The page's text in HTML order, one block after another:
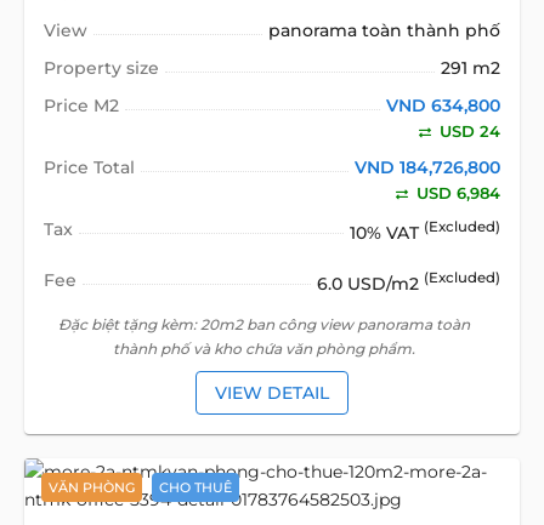
View
panorama toàn thành phố
Property size
291 m2
Price M2
VND 634,800
USD 24
Price Total VND 184,726,800
USD 6,984
Tax 10% VAT (Excluded)
Fee 6.0 USD/m2 (Excluded)
Đặc biệt tặng kèm: 20m2 ban công view panorama toàn
thành phố và kho chứa văn phòng phẩm.
VIEW DETAIL
VĂN PHÒNG CHO THUÊ